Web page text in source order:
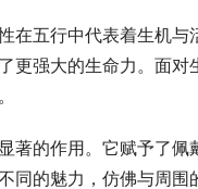
在五行中代表着生机
更强大的生命力。面
著的作用。它赋予了
同的魅力，仿佛与周围